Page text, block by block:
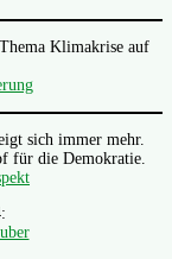
Klimakrise auf
sich immer mehr.
für die Demokratie.